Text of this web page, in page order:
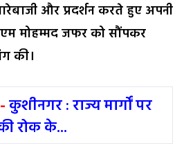
और प्रदर्शन करते हुए अपनी
मोहम्मद जफर को सौंपकर
की।
कुशीनगर : राज्य मार्गों पर
रोक के...